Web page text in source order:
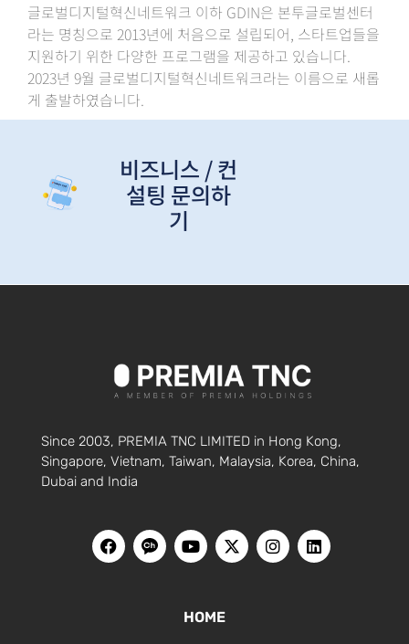
글로벌디지털혁신네트워크 이하 GDIN은 본투글로벌센터
라는 명칭으로 2013년에 처음으로 설립되어, 스타트업들을
지원하기 위한 다양한 프로그램을 제공하고 있습니다.
2023년 9월 글로벌디지털혁신네트워크라는 이름으로 새롭
게 출발하였습니다.
비즈니스 / 컨
설팅 문의하
기
Since 2003, PREMIA TNC LIMITED in Hong Kong,
Singapore, Vietnam, Taiwan, Malaysia, Korea, China,
Dubai and India
HOME